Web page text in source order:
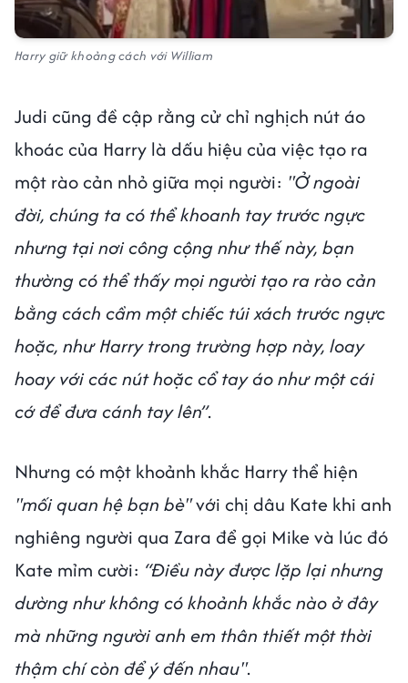
Harry giữ khoảng cách với William
Judi cũng đề cập rằng cử chỉ nghịch nút áo
khoác của Harry là dấu hiệu của việc tạo ra
một rào cản nhỏ giữa mọi người: "Ở ngoài
đời, chúng ta có thể khoanh tay trước ngực
nhưng tại nơi công cộng như thế này, bạn
thường có thể thấy mọi người tạo ra rào cản
bằng cách cầm một chiếc túi xách trước ngực
hoặc, như Harry trong trường hợp này, loay
hoay với các nút hoặc cổ tay áo như một cái
cớ để đưa cánh tay lên”.
Nhưng có một khoảnh khắc Harry thể hiện
"mối quan hệ bạn bè"với chị dâu Kate khi anh
nghiêng người qua Zara để gọi Mike và lúc đó
Kate mỉm cười: “Điều này được lặp lại nhưng
dường như không có khoảnh khắc nào ở đây
mà những người anh em thân thiết một thời
thậm chí còn để ý đến nhau".